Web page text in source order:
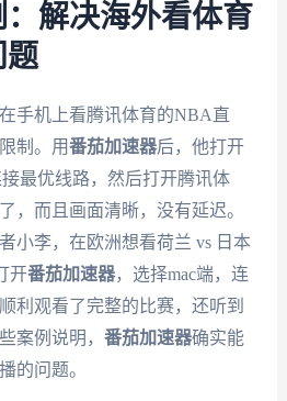
解决海外看体育
题
手机上看腾讯体育的NBA直
制。用番茄加速器后，他打开
最优线路，然后打开腾讯体
，而且画面清晰，没有延迟。
小李，在欧洲想看荷兰 vs 日本
开番茄加速器，选择mac端，连
利观看了完整的比赛，还听到
案例说明， 番茄加速器确实能
的问题。